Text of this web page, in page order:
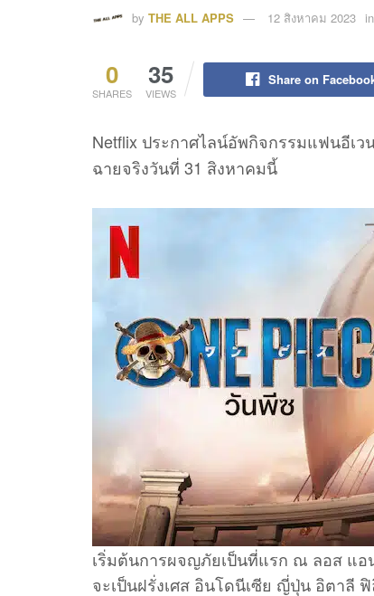
by THE ALL APPS 12 สิงหาคม 2023 in
0
SHARES
35
VIEWS
Share on
Netflix ประกาศไลน์อัพกิจกรรมแฟนอีเว
ฉายจริงวันที่ 31 สิงหาคมนี้
เริ่มต้นการผจญภัยเป็นที่แรก ณ ลอส แอ
จะเป็นฝรั่งเศส อินโดนีเซีย ญี่ปุ่น อิตาลี